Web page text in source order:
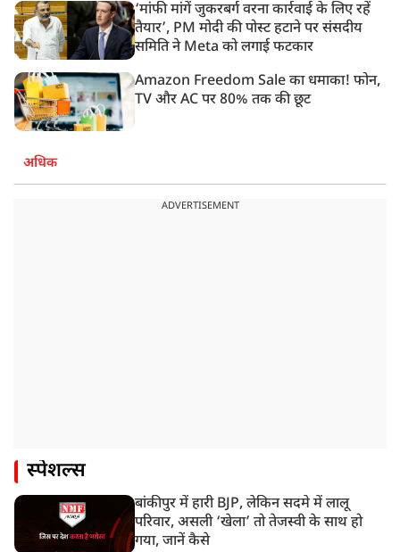
‘मांफी मांगें जुकरबर्ग वरना कार्रवाई के लिए रहें
तैयार’, PM मोदी की पोस्ट हटाने पर संसदीय
समिति ने Meta को लगाई फटकार
Amazon Freedom Sale का धमाका! फोन,
TV और AC पर 80% तक की छूट
अधिक
ADVERTISEMENT
स्पेशल्स
बांकीपुर में हारी BJP, लेकिन सदमे में लालू
परिवार, असली ‘खेला’ तो तेजस्वी के साथ हो
गया, जानें कैसे